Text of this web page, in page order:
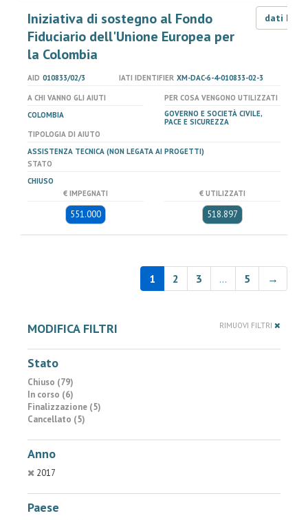
Iniziativa di sostegno al Fondo
Fiduciario dell'Unione Europea per
la Colombia
dati LOD
AID 010833/02/3 IATI IDENTIFIER XM-DAC-6-4-010833-02-3
A CHI VANNO GLI AIUTI
COLOMBIA
PER COSA VENGONO UTILIZZATI
GOVERNO E SOCIETÀ CIVILE,
PACE E SICUREZZA
TIPOLOGIA DI AIUTO
ASSISTENZA TECNICA (NON LEGATA AI PROGETTI)
STATO
CHIUSO
€ IMPEGNATI
551.000
€ UTILIZZATI
518.897
1 2 3 … 5 →
MODIFICA FILTRI RIMUOVI FILTRI
Stato
Chiuso (79)
In corso (6)
Finalizzazione (5)
Cancellato (5)
Anno
2017
Paese